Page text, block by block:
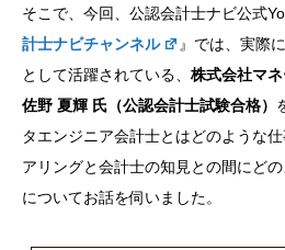
そこで、今回、公認会計士ナビ公式
計士ナビチャンネル
』では、実際
として活躍されている、 株式会社マ
佐野 夏輝 氏（公認会計士試験合格）
タエンジニア会計士とはどのような
アリングと会計士の知見との間にど
についてお話を伺いました。